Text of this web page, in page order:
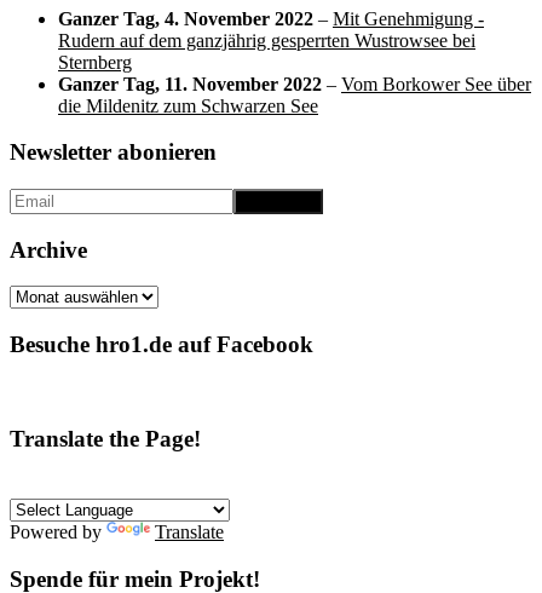
Ganzer Tag, 4. November 2022 – Mit Genehmigung -
Rudern auf dem ganzjährig gesperrten Wustrowsee bei
Sternberg
Ganzer Tag, 11. November 2022 – Vom Borkower See über
die Mildenitz zum Schwarzen See
Newsletter abonieren
Archive
Archive
Besuche hro1.de auf Facebook
Translate the Page!
Powered by Translate
Spende für mein Projekt!